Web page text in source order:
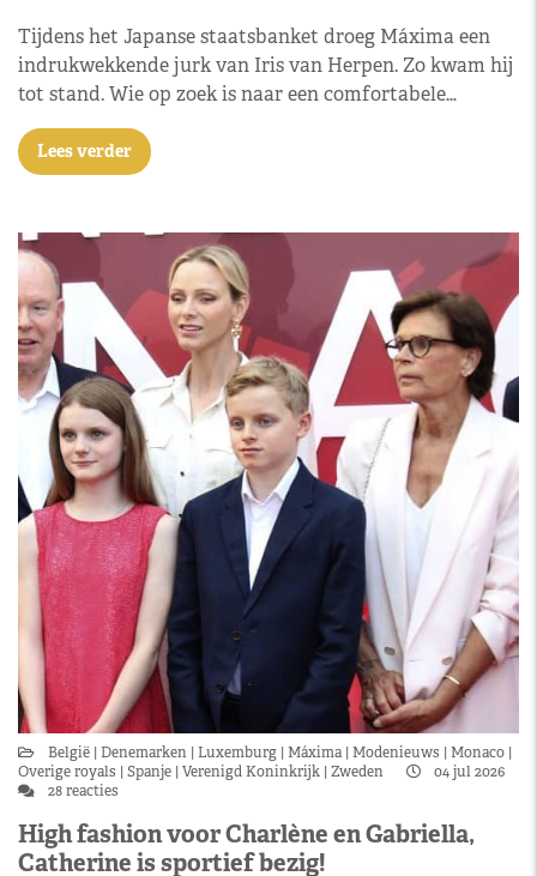
Tijdens het Japanse staatsbanket droeg Máxima een
indrukwekkende jurk van Iris van Herpen. Zo kwam hij
tot stand. Wie op zoek is naar een comfortabele…
Lees verder
België Denemarken Luxemburg Máxima Modenieuws
Monaco
Overige royals
Spanje Verenigd Koninkrijk Zweden
04 jul 2026
28 reacties
High fashion voor Charlène en Gabriella,
Catherine is sportief bezig!